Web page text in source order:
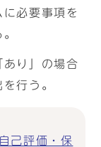
必要事項を
あり」の場合
行う。
己評価・保